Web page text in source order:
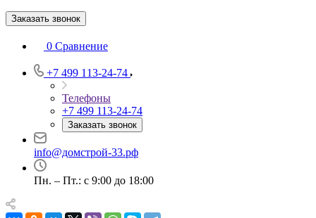
Заказать звонок
0 Сравнение
+7 499 113-24-74
Телефоны
+7 499 113-24-74
Заказать звонок
info@домстрой-33.рф
Пн. – Пт.: с 9:00 до 18:00